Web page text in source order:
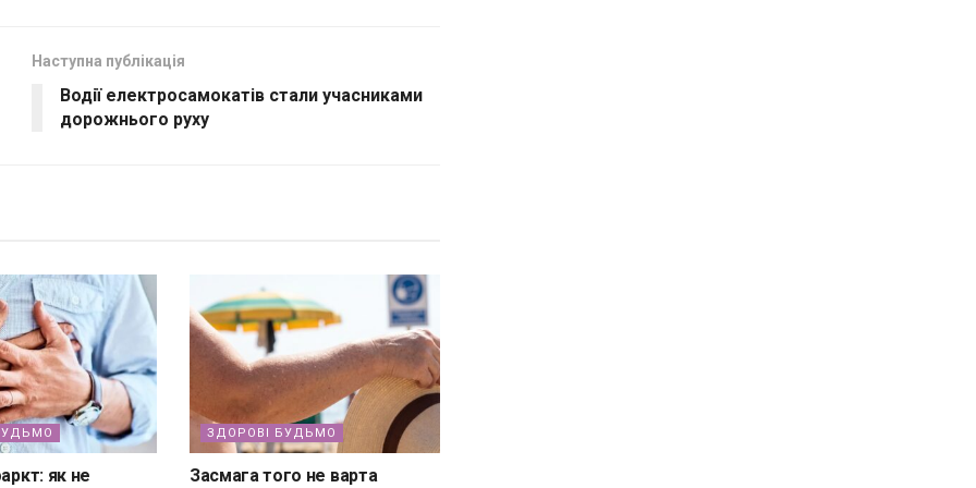
Наступна публікація
Водії електросамокатів стали учасниками
дорожнього руху
як не
ЗДОРОВІ БУДЬМО
Засмага того не варта